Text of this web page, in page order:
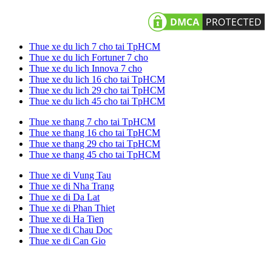
Thue xe du lich 7 cho tai TpHCM
Thue xe du lich Fortuner 7 cho
Thue xe du lich Innova 7 cho
Thue xe du lich 16 cho tai TpHCM
Thue xe du lich 29 cho tai TpHCM
Thue xe du lich 45 cho tai TpHCM
Thue xe thang 7 cho tai TpHCM
Thue xe thang 16 cho tai TpHCM
Thue xe thang 29 cho tai TpHCM
Thue xe thang 45 cho tai TpHCM
Thue xe di Vung Tau
Thue xe di Nha Trang
Thue xe di Da Lat
Thue xe di Phan Thiet
Thue xe di Ha Tien
Thue xe di Chau Doc
Thue xe di Can Gio